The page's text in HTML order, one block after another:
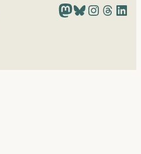
Mastodon Bluesky Instagram Threads LinkedIn